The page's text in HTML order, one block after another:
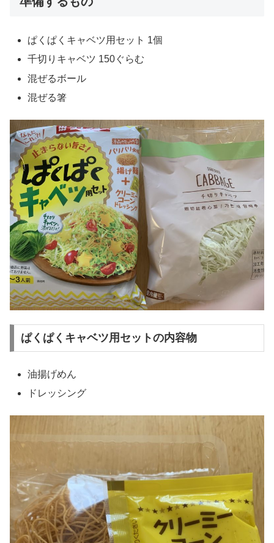
ぱくぱくキャベツ用セット 1個
千切りキャベツ 150ぐらむ
混ぜるボール
混ぜる箸
ぱくぱくキャベツ用セットの内容物
油揚げめん
ドレッシング